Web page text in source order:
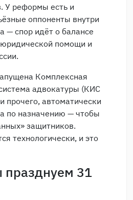
У реформы есть и
оппоненты внутри
— спор идёт о балансе
помощи и
Комплексная
адвокатуры (КИС
прочего, автоматически
по назначению — чтобы
защитников.
технологически, и это
31